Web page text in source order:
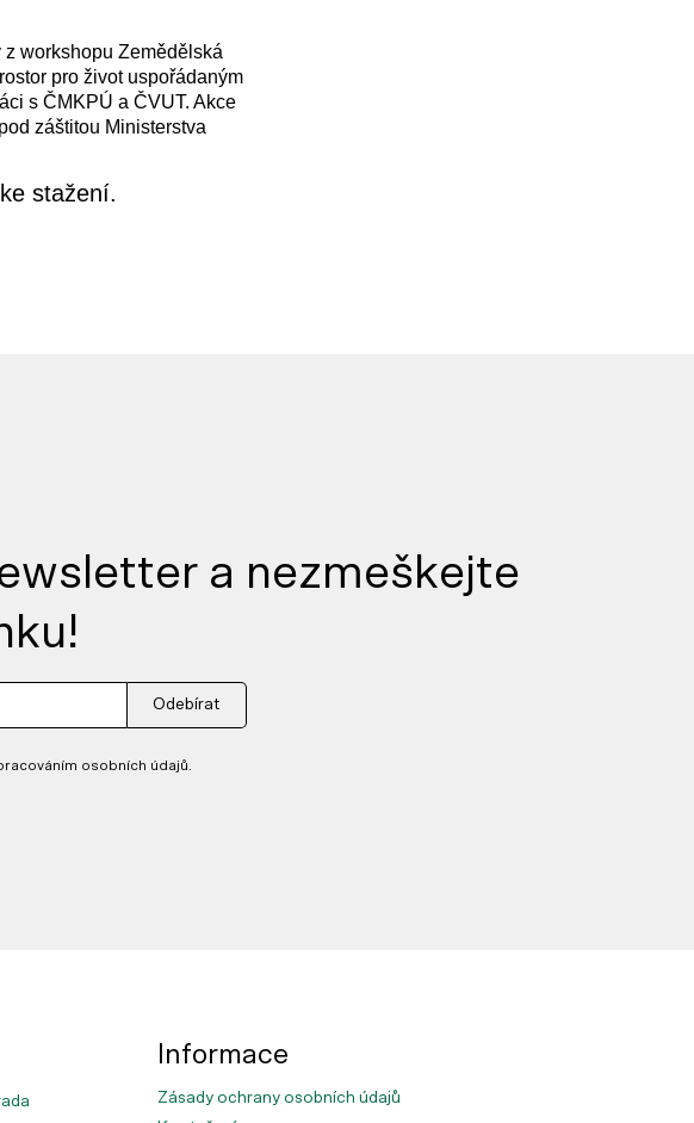
z workshopu Zemědělská
pro život uspořádaným
s ČMKPÚ a ČVUT. Akce
záštitou Ministerstva
stažení.
a nezmeškejte
Odebírat
osobních údajů.
Informace
Zásady ochrany osobních údajů